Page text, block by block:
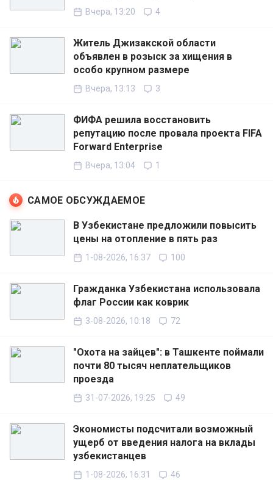
Вчера, 13:20 4
Житель Джизакской области
объявлен в розыск за хищения в
особо крупном размере
Вчера, 13:13 3
ФИФА решила восстановить
репутацию после провала проекта FIFA
Forward Enterprise
Вчера, 13:04 1
САМОЕ ОБСУЖДАЕМОЕ
В Узбекистане предложили повысить
цены на отопление в пять раз
1-08-2026, 16:37 100
Гражданка Узбекистана использовала
флаг России как коврик
3-08-2026, 10:18 72
"Охота на зайцев": в Ташкенте поймали
почти 80 тысяч неплательщиков
проезда
31-07-2026, 19:25 49
Экономисты подсчитали возможный
ущерб от введения налога на вклады
узбекистанцев
1-08-2026, 16:31 46